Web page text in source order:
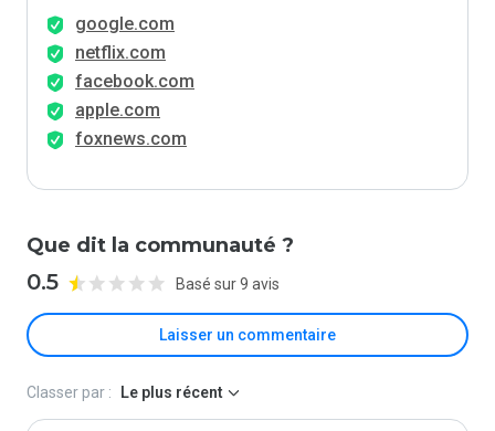
google.com
netflix.com
facebook.com
apple.com
foxnews.com
Que dit la communauté ?
0.5 Basé sur 9 avis
Laisser un commentaire
Classer par : Le plus récent